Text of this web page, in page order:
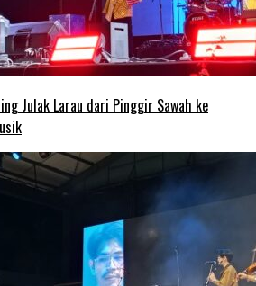
Julak Larau dari Pinggir Sawah ke